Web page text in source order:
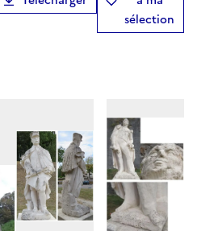
sélection